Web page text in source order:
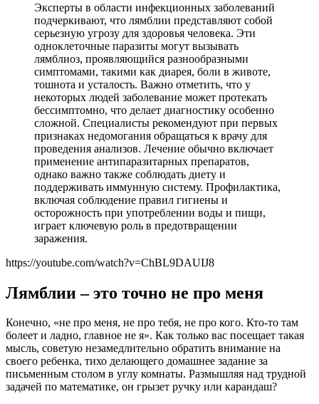
Эксперты в области инфекционных заболеваний
подчеркивают, что лямблии представляют собой
серьезную угрозу для здоровья человека. Эти
одноклеточные паразиты могут вызывать
лямблиоз, проявляющийся разнообразными
симптомами, такими как диарея, боли в животе,
тошнота и усталость. Важно отметить, что у
некоторых людей заболевание может протекать
бессимптомно, что делает диагностику особенно
сложной. Специалисты рекомендуют при первых
признаках недомогания обращаться к врачу для
проведения анализов. Лечение обычно включает
применение антипаразитарных препаратов,
однако важно также соблюдать диету и
поддерживать иммунную систему. Профилактика,
включая соблюдение правил гигиены и
осторожность при употреблении воды и пищи,
играет ключевую роль в предотвращении
заражения.
https://youtube.com/watch?v=ChBL9DAUIJ8
Лямблии – это точно не про меня
Конечно, «не про меня, не про тебя, не про кого. Кто-то там
болеет и ладно, главное не я». Как только вас посещает такая
мысль, советую незамедлительно обратить внимание на
своего ребенка, тихо делающего домашнее задание за
письменным столом в углу комнаты. Размышляя над трудной
задачей по математике, он грызет ручку или карандаш?